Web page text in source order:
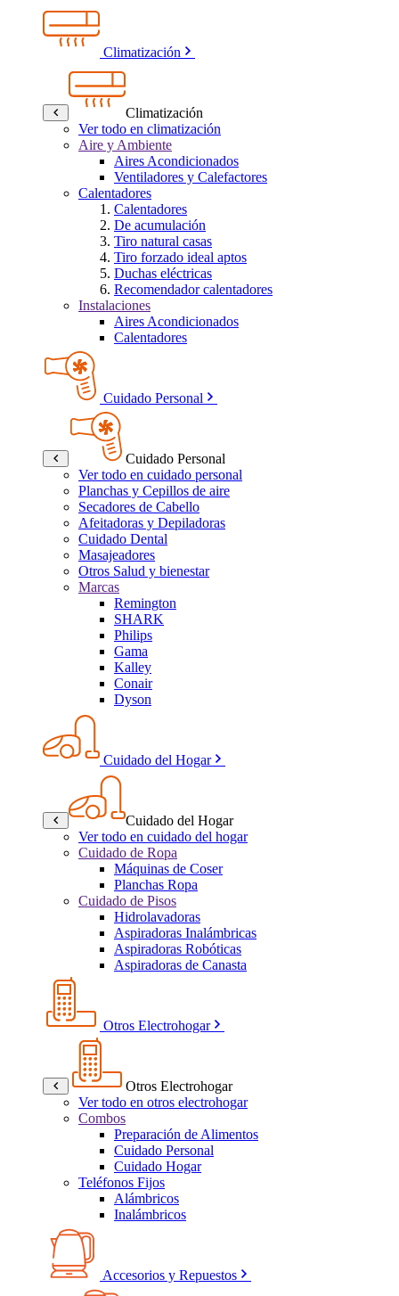
Climatización
Climatización
Ver todo en climatización
Aire y Ambiente
Aires Acondicionados
Ventiladores y Calefactores
Calentadores
Calentadores
De acumulación
Tiro natural casas
Tiro forzado ideal aptos
Duchas eléctricas
Recomendador calentadores
Instalaciones
Aires Acondicionados
Calentadores
Cuidado Personal
Cuidado Personal
Ver todo en cuidado personal
Planchas y Cepillos de aire
Secadores de Cabello
Afeitadoras y Depiladoras
Cuidado Dental
Masajeadores
Otros Salud y bienestar
Marcas
Remington
SHARK
Philips
Gama
Kalley
Conair
Dyson
Cuidado del Hogar
Cuidado del Hogar
Ver todo en cuidado del hogar
Cuidado de Ropa
Máquinas de Coser
Planchas Ropa
Cuidado de Pisos
Hidrolavadoras
Aspiradoras Inalámbricas
Aspiradoras Robóticas
Aspiradoras de Canasta
Otros Electrohogar
Otros Electrohogar
Ver todo en otros electrohogar
Combos
Preparación de Alimentos
Cuidado Personal
Cuidado Hogar
Teléfonos Fijos
Alámbricos
Inalámbricos
Accesorios y Repuestos